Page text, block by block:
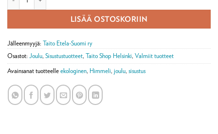
LISÄÄ OSTOSKORIIN
Jälleenmyyjä: Taito Etela-Suomi ry
Osastot: Joulu, Sisustustuotteet, Taito Shop Helsinki, Valmiit tuotteet
Avainsanat tuotteelle ekologinen, Himmeli, joulu, sisustus